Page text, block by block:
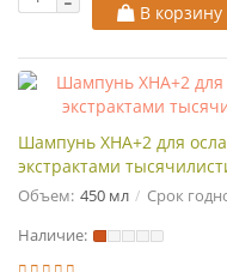
В корзину
Шампунь ХНА+2 для
экстрактами
Объем: 450 мл Срок
Наличие: